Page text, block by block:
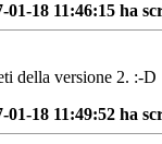
18 11:46:15 ha
della versione 2. :-D
01-18 11:49:52 ha